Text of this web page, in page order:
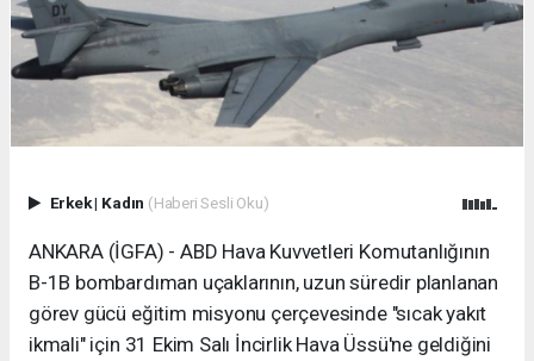
Erkek| Kadın (Haberi Sesli Oku)
ANKARA (İGFA) - ABD Hava Kuvvetleri Komutanlığının
B-1B bombardıman uçaklarının, uzun süredir planlanan
görev gücü eğitim misyonu çerçevesinde "sıcak yakıt
ikmali" için 31 Ekim Salı İncirlik Hava Üssü'ne geldiğini